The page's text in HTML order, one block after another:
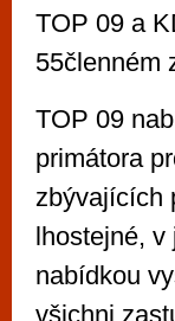
TOP 09 a
55členném
TOP 09
primátora
zbývajících
lhostejné, v
nabídkou
všichni